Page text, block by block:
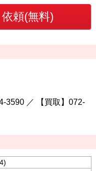
3590 ／ 【買取】072-